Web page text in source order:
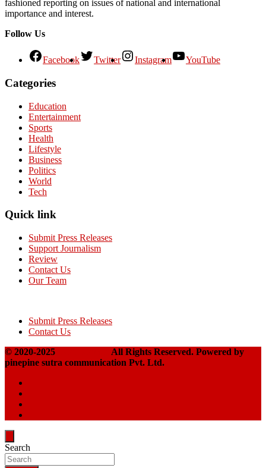
fashioned reporting on issues of national and international
importance and interest.
Follow Us
Facebook Twitter Instagram YouTube
Categories
Education
Entertainment
Sports
Health
Lifestyle
Business
Politics
World
Tech
Quick link
Submit Press Releases
Support Journalism
Review
Contact Us
Our Team
Submit Press Releases
Contact Us
© 2020-2025
All Rights Reserved. Powered by
pinepine sutra communication Pvt. Ltd.
Search